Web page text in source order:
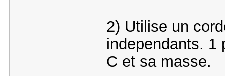
2) Utilise un
independants. 1
C et sa masse.